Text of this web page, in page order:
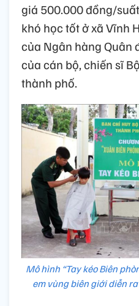
giá 500.000 đồng/
khó học tốt ở xã Vĩnh
của Ngân hàng Quân
của cán bộ, chiến sĩ
thành phố.
Mô hình “Tay kéo Biên
em vùng biên giới diễn